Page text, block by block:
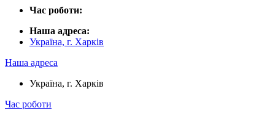
Час роботи:
Наша адреса:
Україна, г. Харків
Наша адреса
Україна, г. Харків
Час роботи